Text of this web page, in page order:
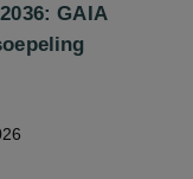
GAIA